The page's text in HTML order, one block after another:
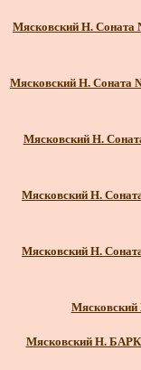
Мясковский Н. Соната
Мясковский Н. Соната
Мясковский Н.
Мясковский Н.
Мясковский Н.
Мясковский
Мясковский Н.